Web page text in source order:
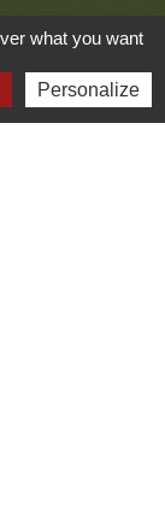
what you want
Personalize